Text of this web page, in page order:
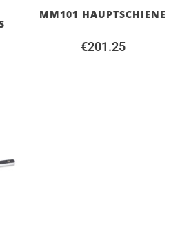
MM101 HAUPTSCHIENE
€201.25